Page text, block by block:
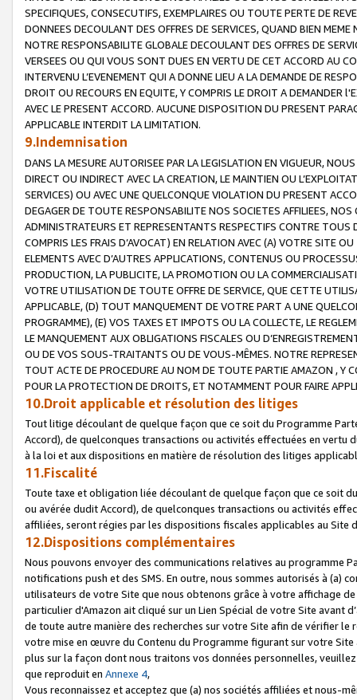
SPECIFIQUES, CONSECUTIFS, EXEMPLAIRES OU TOUTE PERTE DE
DONNEES DECOULANT DES OFFRES DE SERVICES, QUAND BIEN
NOTRE RESPONSABILITE GLOBALE DECOULANT DES OFFRES DE
VERSEES OU QUI VOUS SONT DUES EN VERTU DE CET ACCORD AU
INTERVENU L’EVENEMENT QUI A DONNE LIEU A LA DEMANDE DE
DROIT OU RECOURS EN EQUITE, Y COMPRIS LE DROIT A DEMANDER
AVEC LE PRESENT ACCORD. AUCUNE DISPOSITION DU PRESENT
APPLICABLE INTERDIT LA LIMITATION.
9.Indemnisation
DANS LA MESURE AUTORISEE PAR LA LEGISLATION EN VIGUEUR,
DIRECT OU INDIRECT AVEC LA CREATION, LE MAINTIEN OU
SERVICES) OU AVEC UNE QUELCONQUE VIOLATION DU PRESENT
DEGAGER DE TOUTE RESPONSABILITE NOS SOCIETES AFFILIEES,
ADMINISTRATEURS ET REPRESENTANTS RESPECTIFS CONTRE
COMPRIS LES FRAIS D’AVOCAT) EN RELATION AVEC (A) VOTRE SITE
ELEMENTS AVEC D’AUTRES APPLICATIONS, CONTENUS OU
PRODUCTION, LA PUBLICITE, LA PROMOTION OU LA
VOTRE UTILISATION DE TOUTE OFFRE DE SERVICE, QUE CETTE
APPLICABLE, (D) TOUT MANQUEMENT DE VOTRE PART A UNE
PROGRAMME), (E) VOS TAXES ET IMPOTS OU LA COLLECTE, LE
LE MANQUEMENT AUX OBLIGATIONS FISCALES OU
OU DE VOS SOUS-TRAITANTS OU DE VOUS-MÊMES. NOTRE
TOUT ACTE DE PROCEDURE AU NOM DE TOUTE PARTIE AMAZON , Y
POUR LA PROTECTION DE DROITS, ET NOTAMMENT POUR FAIRE
10.Droit applicable et résolution des litiges
Tout litige découlant de quelque façon que ce soit du Programme
Accord), de quelconques transactions ou activités effectuées en vertu
à la loi et aux dispositions en matière de résolution des litiges
11.Fiscalité
Toute taxe et obligation liée découlant de quelque façon que ce soit
ou avérée dudit Accord), de quelconques transactions ou activités
affiliées, seront régies par les dispositions fiscales applicables au Site
12.Dispositions complémentaires
Nous pouvons envoyer des communications relatives au programme
notifications push et des SMS. En outre, nous sommes autorisés à
utilisateurs de votre Site que nous obtenons grâce à votre affichage
particulier d'Amazon ait cliqué sur un Lien Spécial de votre Site avant
de toute autre manière des recherches sur votre Site afin de vérifier
votre mise en œuvre du Contenu du Programme figurant sur votre
plus sur la façon dont nous traitons vos données personnelles,
que reproduit en Annexe 4,
Vous reconnaissez et acceptez que (a) nos sociétés affiliées et nous-